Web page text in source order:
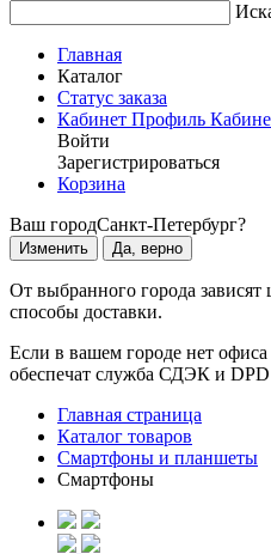
Главная
Каталог
Статус заказа
Кабинет Профиль
Войти
Зарегистрироваться
Корзина
Ваш городСанкт-Петербург?
Изменить Да, верно
От выбранного города
способы доставки.
Если в вашем городе нет офиса
обеспечат служба СДЭК и DPD
Главная страница
Каталог товаров
Смартфоны и планшеты
Смартфоны